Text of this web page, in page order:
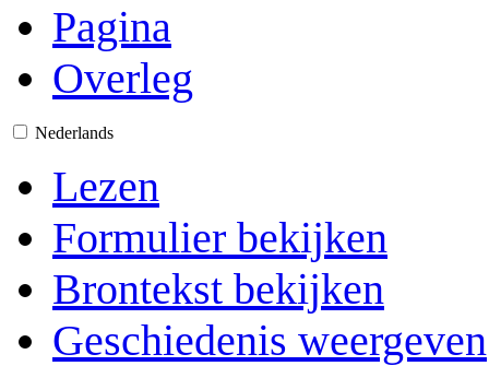
Pagina
Overleg
Nederlands
Lezen
Formulier bekijken
Brontekst bekijken
Geschiedenis weergeven